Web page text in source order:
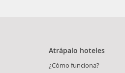
Atrápalo hoteles
¿Cómo funciona?